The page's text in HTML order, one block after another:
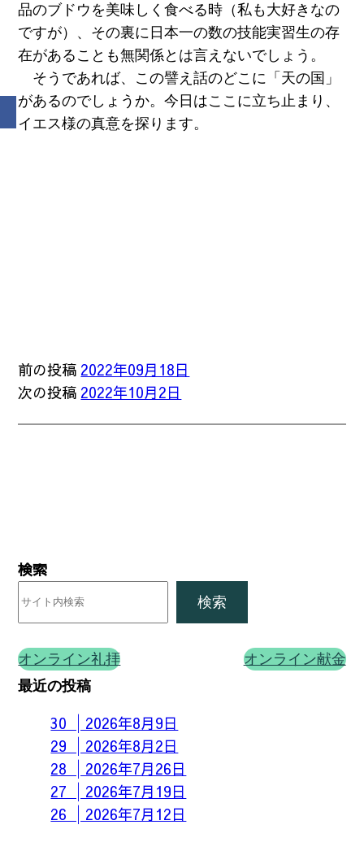
品のブドウを美味しく食べる時（私も大好きなの
ですが）、その裏に日本一の数の技能実習生の存
在があることも無関係とは言えないでしょう。
そうであれば、この譬え話のどこに「天の国」
があるのでしょうか。今日はここに立ち止まり、
イエス様の真意を探ります。
前の投稿 2022年09月18日
次の投稿 2022年10月2日
検索
検索
オンライン礼拝 オンライン献金
最近の投稿
30 │2026年8月9日
29 │2026年8月2日
28 │2026年7月26日
27 │2026年7月19日
26 │2026年7月12日